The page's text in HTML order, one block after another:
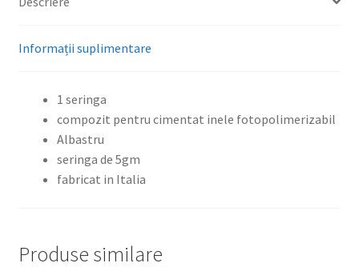
Informații suplimentare
1 seringa
compozit pentru cimentat inele fotopolimerizabil
Albastru
seringa de 5gm
fabricat in Italia
Produse similare